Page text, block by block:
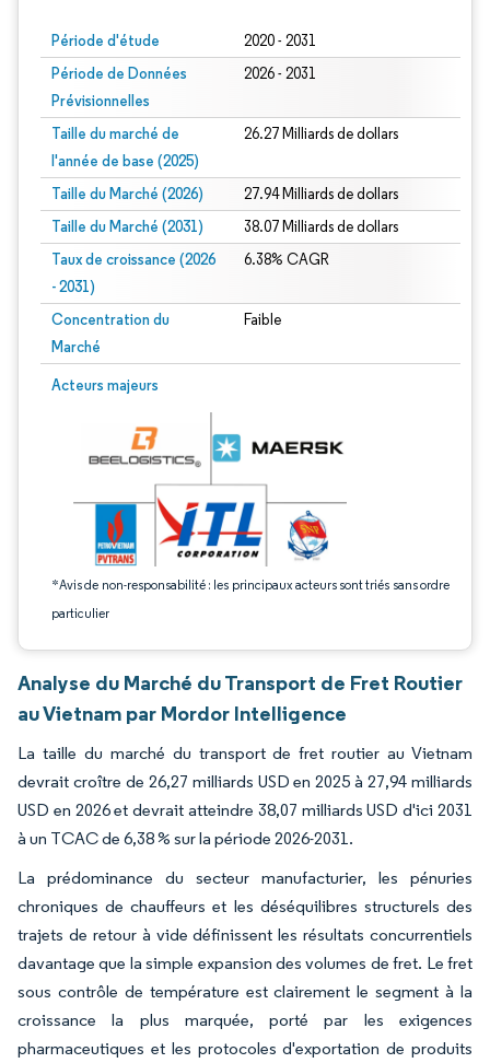
Période d'étude 2020 - 2031
Période de Données
Prévisionnelles
2026 - 2031
Taille du marché de
l'année de base (2025)
26.27 Milliards de dollars
Taille du Marché (2026) 27.94 Milliards de dollars
Taille du Marché (2031) 38.07 Milliards de dollars
Taux de croissance (2026
- 2031)
6.38% CAGR
Concentration du
Marché
Faible
Acteurs majeurs
*Avis de non-responsabilité : les principaux acteurs sont triés sans ordre
particulier
Image © Mordor Intelligence. La réutilisation nécessite une attribution sous CC
Analyse du Marché du Transport de Fret Routier
au Vietnam par Mordor Intelligence
La taille du marché du transport de fret routier au Vietnam
devrait croître de 26,27 milliards USD en 2025 à 27,94 milliards
USD en 2026 et devrait atteindre 38,07 milliards USD d'ici 2031
à un TCAC de 6,38 % sur la période 2026-2031.
La prédominance du secteur manufacturier, les pénuries
chroniques de chauffeurs et les déséquilibres structurels des
trajets de retour à vide définissent les résultats concurrentiels
davantage que la simple expansion des volumes de fret. Le fret
sous contrôle de température est clairement le segment à la
croissance la plus marquée, porté par les exigences
pharmaceutiques et les protocoles d'exportation de produits